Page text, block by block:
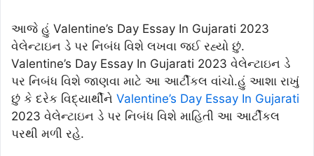
આજે હું Valentine’s Day Essay In Gujarati 2023
વેલેન્ટાઇન ડે પર નિબંધ વિશે લખવા જઈ રહ્યો છું.
Valentine’s Day Essay In Gujarati 2023 વેલેન્ટાઇન ડે
પર નિબંધ વિશે જાણવા માટે આ આર્ટીકલ વાંચો.હું આશા રાખું
છું કે દરેક વિદ્યાર્થીને Valentine’s Day Essay In Gujarati
2023 વેલેન્ટાઇન ડે પર નિબંધ વિશે માહિતી આ આર્ટીકલ
પરથી મળી રહે.